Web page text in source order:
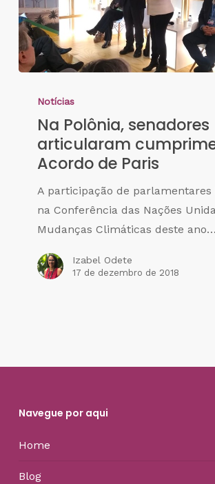
Notícias
Na Polônia, senadores
articularam
Acordo de Paris
A participação de parlamentares
na Conferência das Nações
Mudanças Climáticas deste ano…
Izabel Odete
17 de dezembro de 2018
Navegue por aqui
Home
Blog